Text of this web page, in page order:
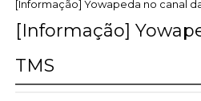
[Informação] Yowapeda no canal
[Informação]
TMS